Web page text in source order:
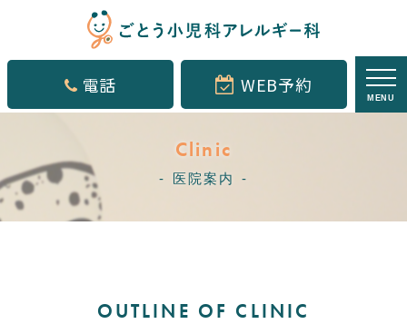
電話 WEB予約
MENU
Clinic
医院案内
OUTLINE OF CLINIC